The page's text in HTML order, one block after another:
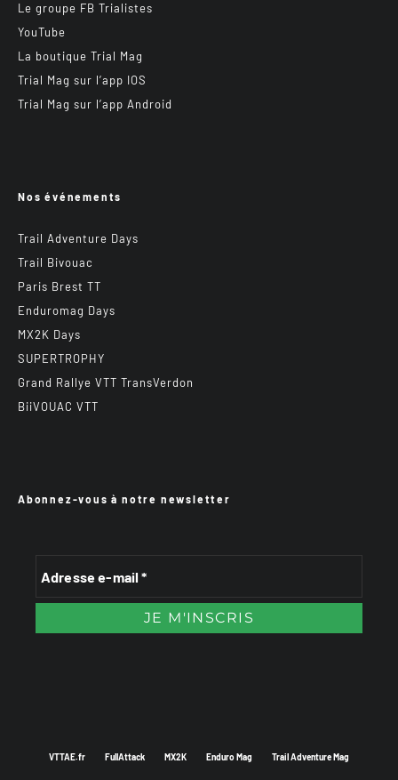
Le groupe FB Trialistes
YouTube
La boutique Trial Mag
Trial Mag sur l’app IOS
Trial Mag sur l’app Android
Nos événements
Trail Adventure Days
Trail Bivouac
Paris Brest TT
Enduromag Days
MX2K Days
SUPERTROPHY
Grand Rallye VTT TransVerdon
BiiVOUAC VTT
Abonnez-vous à notre newsletter
VTTAE.fr FullAttack MX2K Enduro Mag Trail Adventure Mag